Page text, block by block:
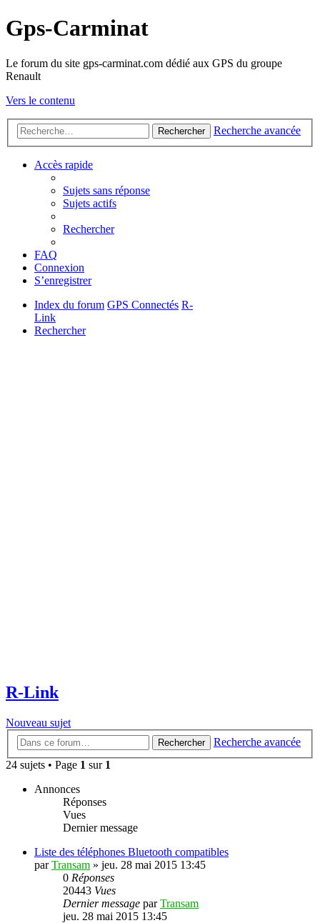
Gps-Carminat
Le forum du site gps-carminat.com dédié aux GPS du groupe
Renault
Vers le contenu
Rechercher Recherche avancée
Accès rapide
Sujets sans réponse
Sujets actifs
Rechercher
FAQ
Connexion
S’enregistrer
Index du forum GPS Connectés R-
Link
Rechercher
R-Link
Nouveau sujet
Rechercher
Recherche avancée
24 sujets • Page 1 sur 1
Annonces
Réponses
Vues
Dernier message
Liste des téléphones Bluetooth compatibles
parTransam » jeu. 28 mai 2015 13:45
0 Réponses
20443 Vues
Dernier message parTransam
jeu. 28 mai 2015 13:45